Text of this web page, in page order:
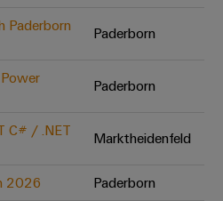
Digital
neuen Niveau
schnell
Paderborn
Paderborn
Paderborn
C# / .NET
Marktheidenfeld
2026
Paderborn